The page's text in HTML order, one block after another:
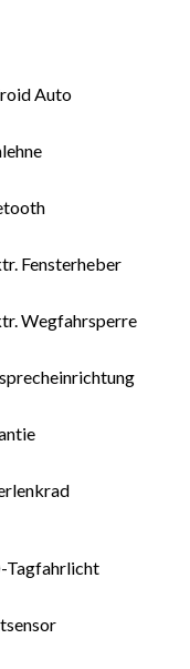
Auto
Fensterheber
Wegfahrsperre
Tagfahrlicht